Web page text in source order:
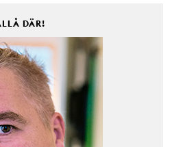
DÄR!